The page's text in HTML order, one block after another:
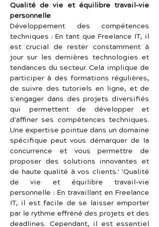
Qualité de vie et équilibre travail-vie
personnelle
Développement des compétences
techniques : En tant que Freelance IT, il
est crucial de rester constamment à
jour sur les dernières technologies et
tendances du secteur. Cela implique de
participer à des formations régulières,
de suivre des tutoriels en ligne, et de
s'engager dans des projets diversifiés
qui permettent de développer et
d'affiner ses compétences techniques.
Une expertise pointue dans un domaine
spécifique peut vous démarquer de la
concurrence et vous permettre de
proposer des solutions innovantes et
de haute qualité à vos clients.' 'Qualité
de vie et équilibre travail-vie
personnelle : En travaillant en Freelance
IT, il est facile de se laisser emporter
par le rythme effréné des projets et des
deadlines. Cependant, il est essentiel